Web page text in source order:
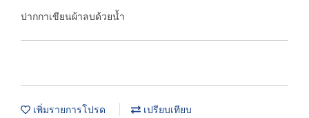
ปากกาเขียนผ้าลบด้วยน้ำ
เพิ่มรายการโปรด เปรียบเทียบ